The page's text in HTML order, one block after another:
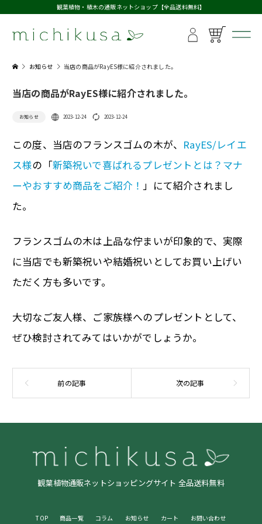
観葉植物・植木の通販ネットショップ【全品送料無料】
お知らせ 当店の商品がRayES様に紹介されました。
当店の商品がRayES様に紹介されました。
お知らせ 2023-12-24 2023-12-24
この度、当店のフランスゴムの木が、 RayES/レイエ
ス様の「新築祝いで喜ばれるプレゼントとは？マナ
ーやおすすめ商品をご紹介！ 」にて紹介されまし
た。
フランスゴムの木は上品な佇まいが印象的で、実際
に当店でも新築祝いや結婚祝いとしてお買い上げい
ただく方も多いです。
大切なご友人様、ご家族様へのプレゼントとして、
ぜひ検討されてみてはいかがでしょうか。
観葉植物通販ネットショッピングサイト 全品送料無料
TOP 商品一覧 コラム お知らせ カート お問い合わせ